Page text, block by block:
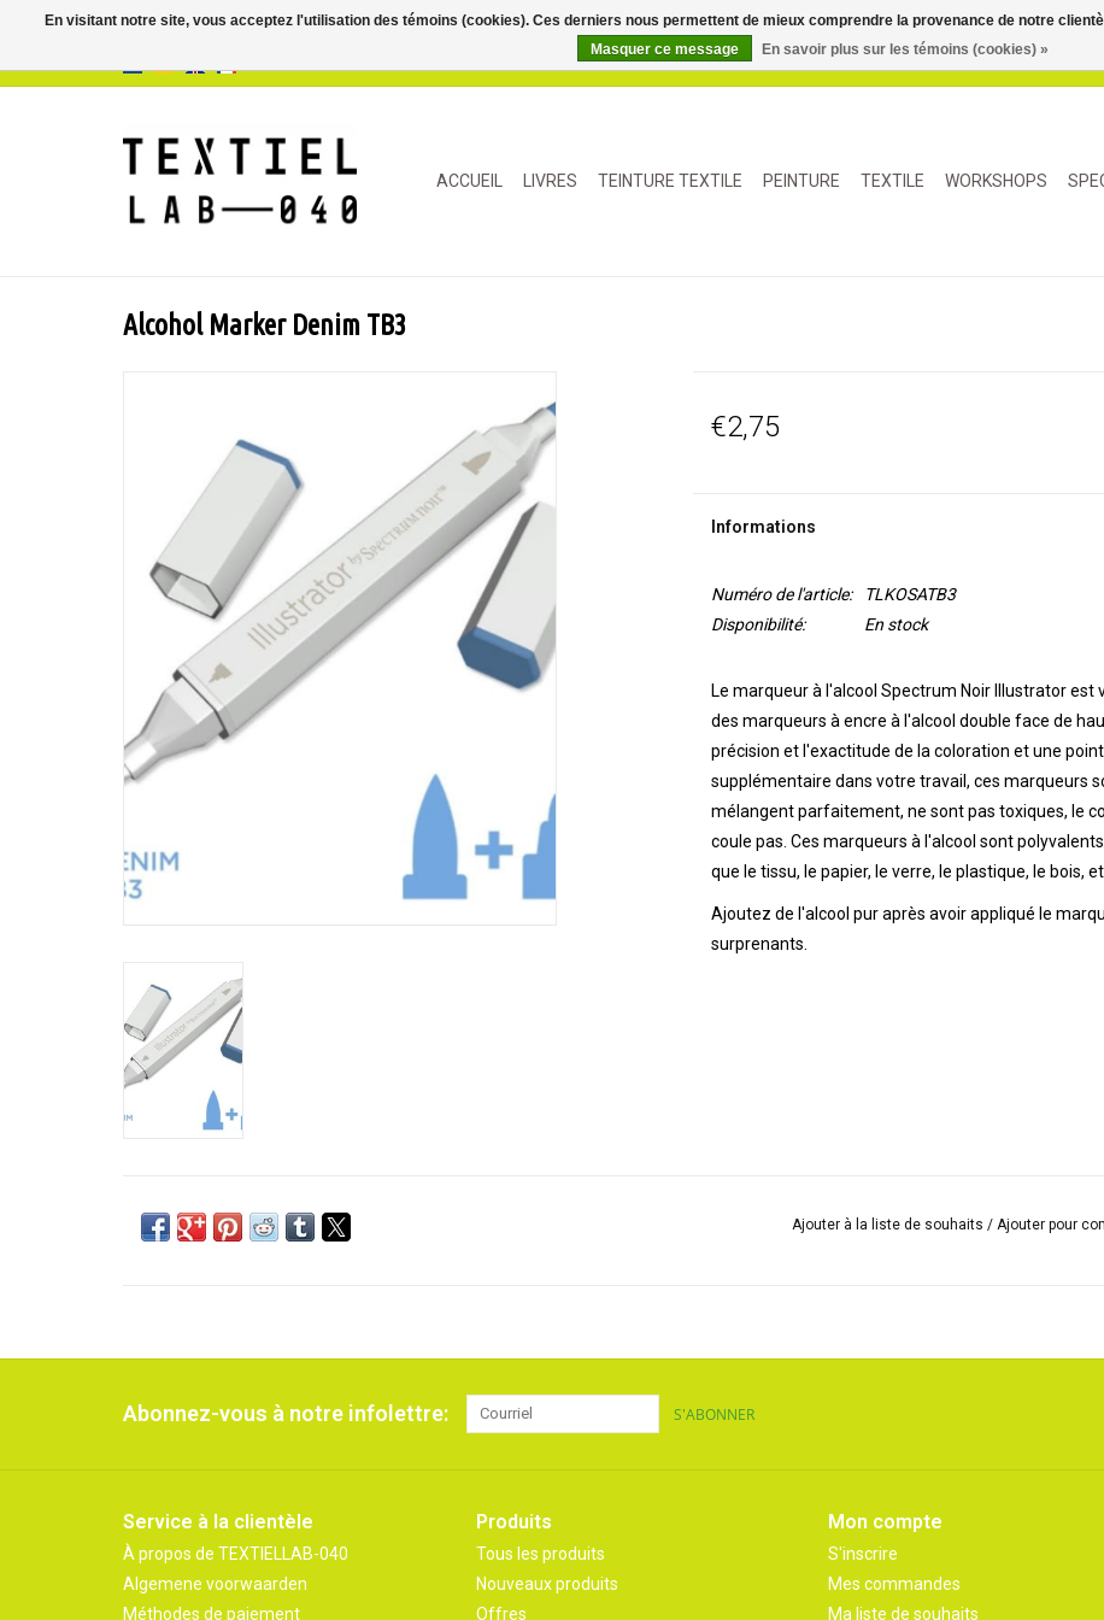
ACCUEIL LIVRES TEINTURE TEXTILE PEINTURE TEXTILE WORKSHOPS
Alcohol Marker Denim TB3
€2,75
Informations
Numéro de l'article:
TLKOSATB3
Disponibilité:
En stock
Le marqueur à l'alcool Spectrum Noir Illustrator
des marqueurs à encre à l'alcool double face de
précision et l'exactitude de la coloration et une
supplémentaire dans votre travail, ces marqueurs
mélangent parfaitement, ne sont pas toxiques, le
coule pas. Ces marqueurs à l'alcool sont
que le tissu, le papier, le verre, le plastique, le bois,
Ajoutez de l'alcool pur après avoir appliqué le
surprenants.
Ajouter à la liste de souhaits / Ajouter pour
Abonnez-vous à notre infolettre: S'ABONNER
Service à la clientèle
À propos de TEXTIELLAB-040
Algemene voorwaarden
Méthodes de paiement
Produits
Tous les produits
Nouveaux produits
Offres
Mon compte
S'inscrire
Mes commandes
Ma liste de souhaits
En visitant notre site, vous acceptez l'utilisation des témoins (cookies). Ces derniers nous permettent de mieux comprendre la provenance de notre
Masquer ce message
En savoir plus sur les témoins (cookies) »